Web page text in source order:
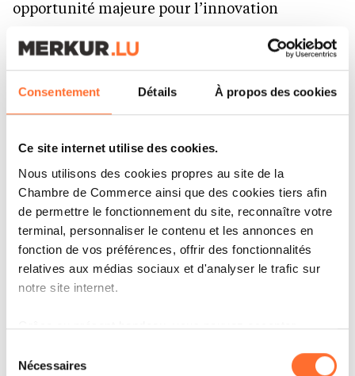
Consentement Détails À propos des cookies
Ce site internet utilise des cookies.
Nous utilisons des cookies propres au site de la
Chambre de Commerce ainsi que des cookies tiers afin
de permettre le fonctionnement du site, reconnaître votre
terminal, personnaliser le contenu et les annonces en
fonction de vos préférences, offrir des fonctionnalités
relatives aux médias sociaux et d'analyser le trafic sur
notre site internet.
Grâce au présent bandeau, vous pouvez accepter,
à l’exception des cookies strictement nécessaires au
Nécessaires
opportunité majeure pour l’innovation
financière et le développement de la place
financière luxembourgeoise. À travers cette
initiative européenne, nous souhaitons
contribuer activement à l’émergence de
réelle », déclare Aly Kohll, Chief Operating
Officer chez Spuerkeess.
Le lancement du stablecoin en euro est
envisagé pour le second semestre 2026, sous
standards technologiques institutionnels,